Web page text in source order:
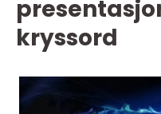
kryssord